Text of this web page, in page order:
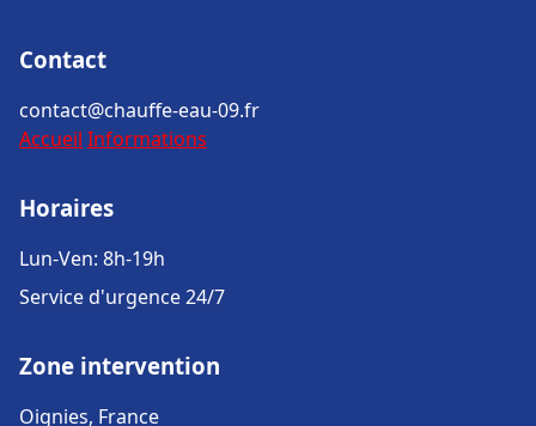
Contact
contact@chauffe-eau-09.fr
Accueil Informations
Horaires
Lun-Ven: 8h-19h
Service d'urgence 24/7
Zone intervention
Oignies, France